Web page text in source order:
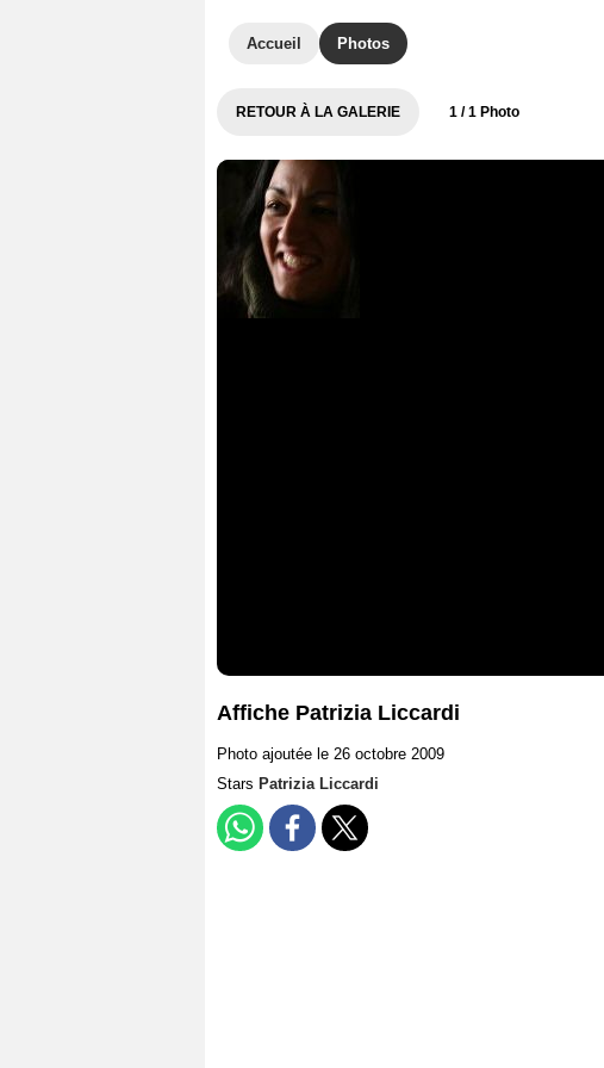
Accueil Photos
RETOUR À LA GALERIE 1 / 1 Photo
Affiche Patrizia Liccardi
Photo ajoutée le 26 octobre 2009
Stars Patrizia Liccardi